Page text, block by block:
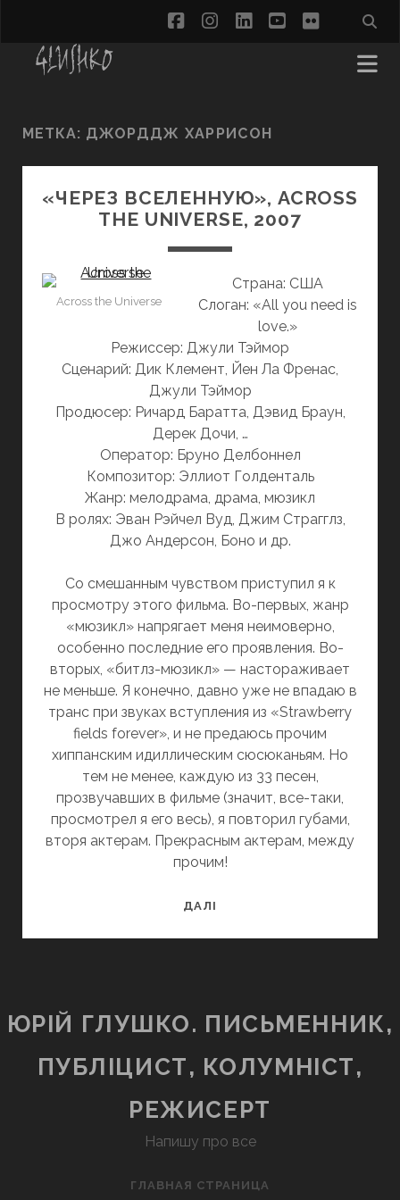
facebookinstagram
linkedin
youtube
flickr
МЕТКА: ДЖОРДДЖ ХАРРИСОН
«ЧЕРЕЗ ВСЕЛЕННУЮ», ACROSS
THE UNIVERSE, 2007
Across the Universe
Страна: США
Слоган: «All you need is
love.»
Режиссер: Джули Тэймор
Сценарий: Дик Клемент, Йен Ла Френас,
Джули Тэймор
Продюсер: Ричард Баратта, Дэвид Браун,
Дерек Дочи, …
Оператор: Бруно Делбоннел
Композитор: Эллиот Голденталь
Жанр: мелодрама, драма, мюзикл
В ролях: Эван Рэйчел Вуд, Джим Страгглз,
Джо Андерсон, Боно и др.
Со смешанным чувством приступил я к
просмотру этого фильма. Во-первых, жанр
«мюзикл» напрягает меня неимоверно,
особенно последние его проявления. Во-
вторых, «битлз-мюзикл» — настораживает
не меньше. Я конечно, давно уже не впадаю в
транс при звуках вступления из «Strawberry
fields forever», и не предаюсь прочим
хиппанским идиллическим сюсюканьям. Но
тем не менее, каждую из 33 песен,
прозвучавших в фильме (значит, все-таки,
просмотрел я его весь), я повторил губами,
вторя актерам. Прекрасным актерам, между
прочим!
ДАЛІ
ЮРІЙ ГЛУШКО. ПИСЬМЕННИК,
ПУБЛІЦИСТ, КОЛУМНІСТ,
РЕЖИСЕРТ
Напишу про все
ГЛАВНАЯ СТРАНИЦА